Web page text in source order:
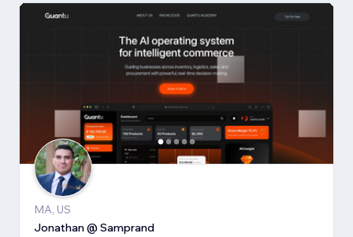
MA, US
Jonathan @ Samprand